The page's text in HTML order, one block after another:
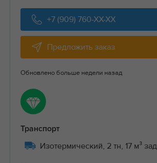
+7 (909) 760-XX-XX
Предложить заказ
Обновлено больше недели назад
Транспорт
Изотермический, 2 тн, 17 м³